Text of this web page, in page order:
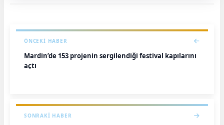
ÖNCEKI HABER
Mardin’de 153 projenin sergilendiği festival kapılarını
açtı
SONRAKI HABER